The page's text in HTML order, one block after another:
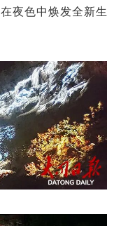
夜色中焕发全新生